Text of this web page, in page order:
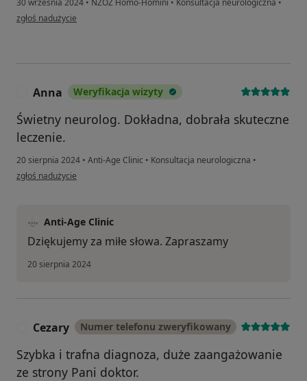
w opinii użytkownika S.D
zgłoś nadużycie
Anna Weryfikacja wizyty
Świetny neurolog. Dokładna, dobrała skuteczne
leczenie.
20 sierpnia 2024 • Anti-Age Clinic • Konsultacja neurologiczna •
w opinii użytkownika Anna
zgłoś nadużycie
Anti-Age Clinic
Dziękujemy za miłe słowa. Zapraszamy
20 sierpnia 2024
Cezary Numer telefonu zweryfikowany
Szybka i trafna diagnoza, duże zaangażowanie
ze strony Pani doktor.